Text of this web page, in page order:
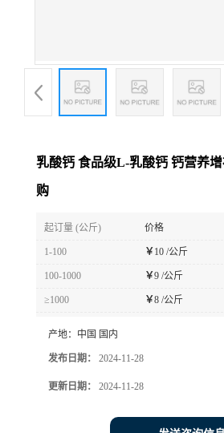
乳酸钙 食品级L-乳酸钙 钙营养
购
起订量 (公斤) 价格
1-100 ￥ 10 /公斤
100-1000 ￥9 /公斤
≥1000 ￥8 /公斤
产地： 中国 国内
发布日期： 2024-11-28
更新日期： 2024-11-28